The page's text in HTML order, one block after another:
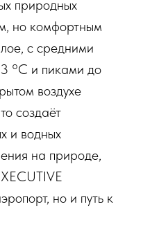
природных
но комфортным
с средними
°C и пиками до
воздухе
создаёт
и водных
на природе,
но и путь к